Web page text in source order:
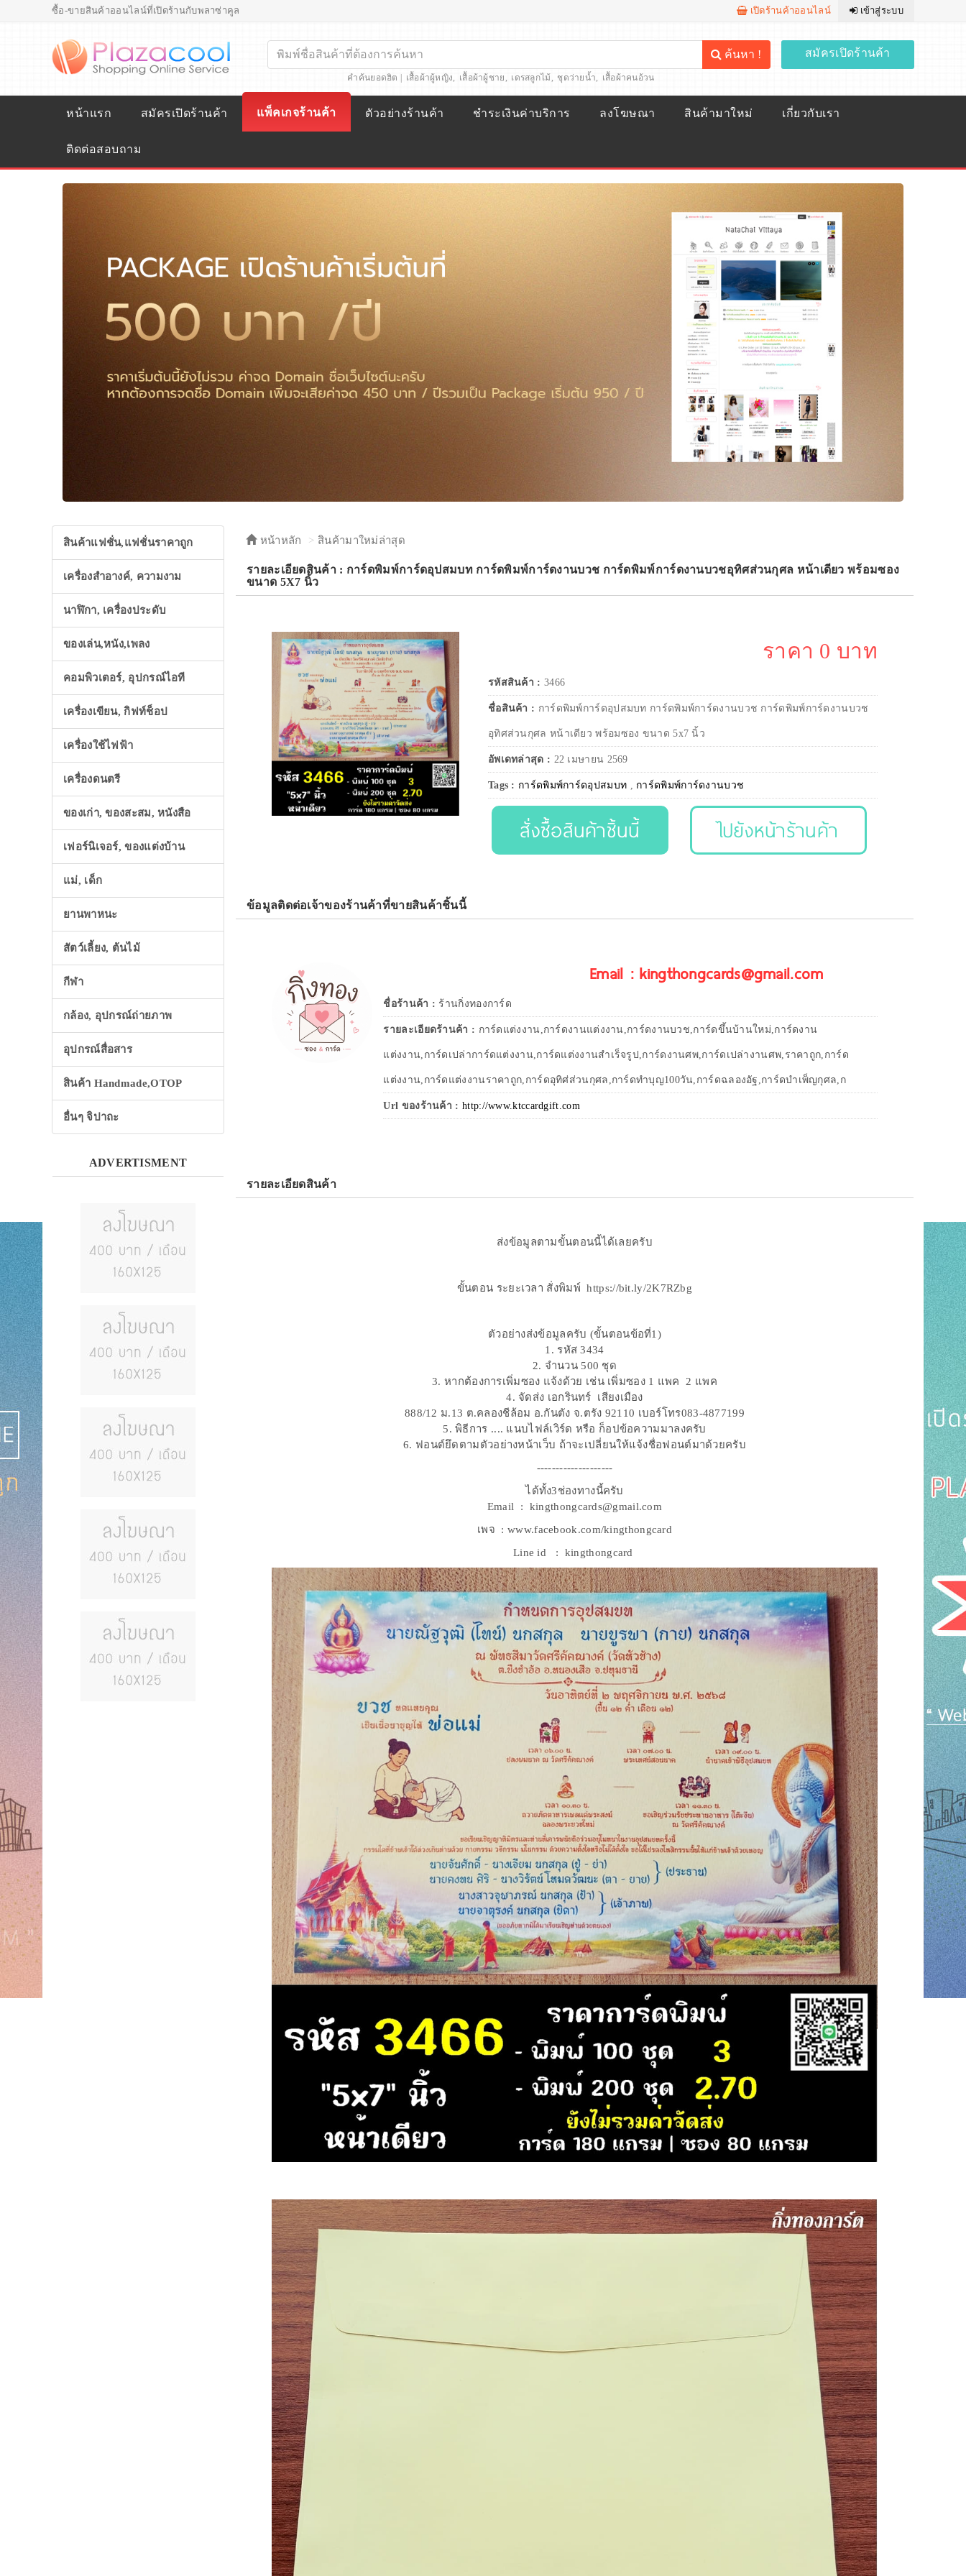
ซื้อ-ขายสินค้าออนไลน์ที่เปิดร้านกับพลาซ่าคูล เปิดร้านค้าออนไลน์ เข้าสู่ระบบ
ค้นหา !
คำค้นยอดฮิต | เสื้อผ้าผู้หญิง, เสื้อผ้าผู้ชาย, เดรสลูกไม้, ชุดว่ายน้ำ, เสื้อผ้าคนอ้วน
สมัครเปิดร้านค้า
หน้าแรก สมัครเปิดร้านค้า แพ็คเกจร้านค้า ตัวอย่างร้านค้า ชำระเงินค่าบริการ ลงโฆษณา สินค้ามาใหม่ เกี่ยวกับเรา
ติดต่อสอบถาม
สินค้าแฟชั่น,แฟชั่นราคาถูก
เครื่องสำอางค์, ความงาม
นาฬิกา, เครื่องประดับ
ของเล่น,หนัง,เพลง
คอมพิวเตอร์, อุปกรณ์ไอที
เครื่องเขียน, กิฟท์ช็อป
เครื่องใช้ไฟฟ้า
เครื่องดนตรี
ของเก่า, ของสะสม, หนังสือ
เฟอร์นิเจอร์, ของแต่งบ้าน
แม่, เด็ก
ยานพาหนะ
สัตว์เลี้ยง, ต้นไม้
กีฬา
กล้อง, อุปกรณ์ถ่ายภาพ
อุปกรณ์สื่อสาร
สินค้า Handmade,OTOP
อื่นๆ จิปาถะ
ADVERTISMENT
หน้าหลัก สินค้ามาใหม่ล่าสุด
รายละเอียดสินค้า : การ์ดพิมพ์การ์ดอุปสมบท การ์ดพิมพ์การ์ดงานบวช การ์ดพิมพ์การ์ดงานบวชอุทิศส่วนกุศล หน้าเดียว พร้อมซอง
ขนาด 5X7 นิ้ว
ราคา 0 บาท
รหัสสินค้า : 3466
ชื่อสินค้า : การ์ดพิมพ์การ์ดอุปสมบท การ์ดพิมพ์การ์ดงานบวช การ์ดพิมพ์การ์ดงานบวช
อุทิศส่วนกุศล หน้าเดียว พร้อมซอง ขนาด 5x7 นิ้ว
อัพเดทล่าสุด : 22 เมษายน 2569
Tags : การ์ดพิมพ์การ์ดอุปสมบท , การ์ดพิมพ์การ์ดงานบวช
สั่งซื้อสินค้าชิ้นนี้ ไปยังหน้าร้านค้า
ข้อมูลติดต่อเจ้าของร้านค้าที่ขายสินค้าชิ้นนี้
Email : kingthongcards@gmail.com
ชื่อร้านค้า : ร้านกิ่งทองการ์ด
รายละเอียดร้านค้า : การ์ดแต่งงาน,การ์ดงานแต่งงาน,การ์ดงานบวช,การ์ดขึ้นบ้านใหม่,การ์ดงาน
แต่งงาน,การ์ดเปล่าการ์ดแต่งงาน,การ์ดแต่งงานสำเร็จรูป,การ์ดงานศพ,การ์ดเปล่างานศพ,ราคาถูก,การ์ด
แต่งงาน,การ์ดแต่งงานราคาถูก,การ์ดอุทิศ่ส่วนกุศล,การ์ดทำบุญ100วัน,การ์ดฉลองอัฐ,การ์ดบำเพ็ญกุศล,ก
Url ของร้านค้า : http://www.ktccardgift.com
รายละเอียดสินค้า
ส่งข้อมูลตามขั้นตอนนี้ได้เลยครับ
ขั้นตอน ระยะเวลา สั่งพิมพ์ https://bit.ly/2K7RZbg
ตัวอย่างส่งข้อมูลครับ (ขั้นตอนข้อที่1)
1. รหัส 3434
2. จำนวน 500 ชุด
3. หากต้องการเพิ่มซอง แจ้งด้วย เช่น เพิ่มซอง 1 แพค 2 แพค
4. จัดส่ง เอกรินทร์ เสียงเมือง
888/12 ม.13 ต.คลองชีล้อม อ.กันตัง จ.ตรัง 92110 เบอร์โทร083-4877199
5. พิธีการ .... แนบไฟล์เวิร์ด หรือ ก็อปข้อความมาลงครับ
6. ฟอนต์ยึดตามตัวอย่างหน้าเว็บ ถ้าจะเปลี่ยนให้แจ้งชื่อฟอนต์มาด้วยครับ
--------------------
ได้ทั้ง3ช่องทางนี้ครับ
Email : kingthongcards@gmail.com
เพจ : www.facebook.com/kingthongcard
Line id : kingthongcard